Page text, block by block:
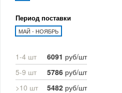
Период поставки
МАЙ - НОЯБРЬ
1-4 шт 6091 руб/шт
5-9 шт
5786 руб/шт
>10 шт
5482 руб/шт